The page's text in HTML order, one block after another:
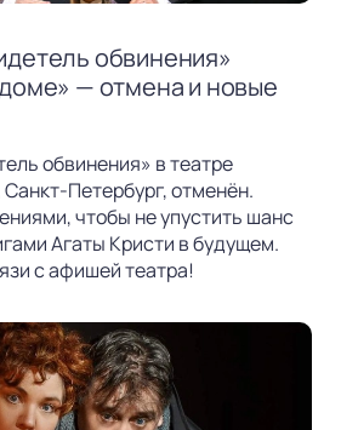
обвинения»
— отмена и новые
обвинения» в театре
Петербург, отменён.
чтобы не упустить шанс
Агаты Кристи в будущем.
с афишей театра!